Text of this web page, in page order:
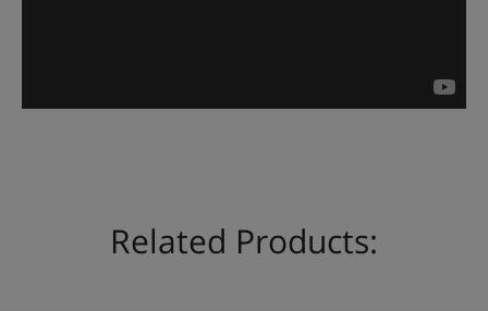
Related Products: